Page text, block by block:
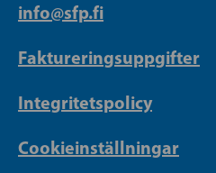
info@sfp.fi
Faktureringsuppgifter
Integritetspolicy
Cookieinställningar